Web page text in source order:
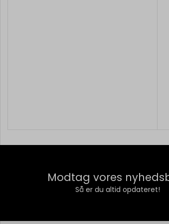
Modtag vores
Så er du altid opdateret!